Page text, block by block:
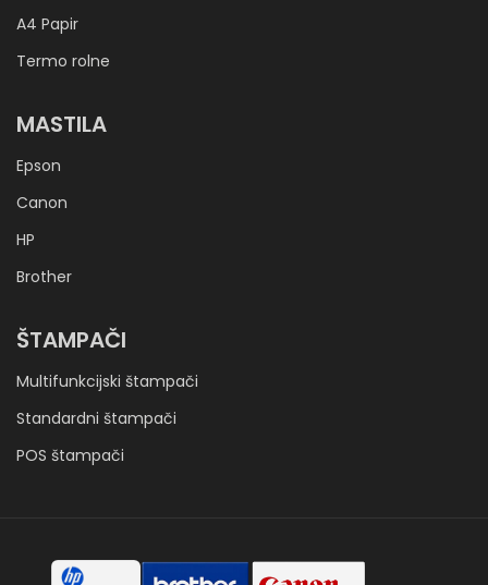
A4 Papir
Termo rolne
MASTILA
Epson
Canon
HP
Brother
ŠTAMPAČI
Multifunkcijski štampači
Standardni štampači
POS štampači